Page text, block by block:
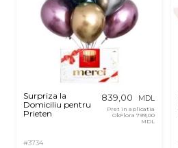
Surpriza la
Domiciliu pentru
Prieten
#3734
839,00 MDL
Pret in aplicatia
OkFlora 799,00
MDL